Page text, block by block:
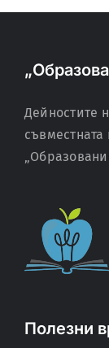
Дейностите
Полезни